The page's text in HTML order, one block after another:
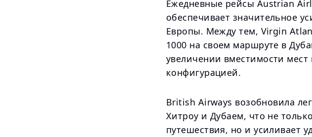
Ежедневные рейсы Austrian
обеспечивает значительное
Европы. Между тем, Virgin
1000 на своем маршруте в
увеличении вместимости
конфигурацией.
British Airways возобновила
Хитроу и Дубаем, что не
путешествия, но и усиливает